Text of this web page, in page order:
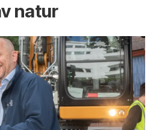
natur